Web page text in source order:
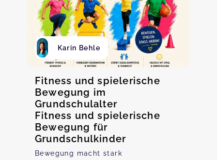
Karin Behle
Fitness und spielerische
Bewegung im
Grundschulalter
Fitness und spielerische
Bewegung für
Grundschulkinder
Bewegung macht stark